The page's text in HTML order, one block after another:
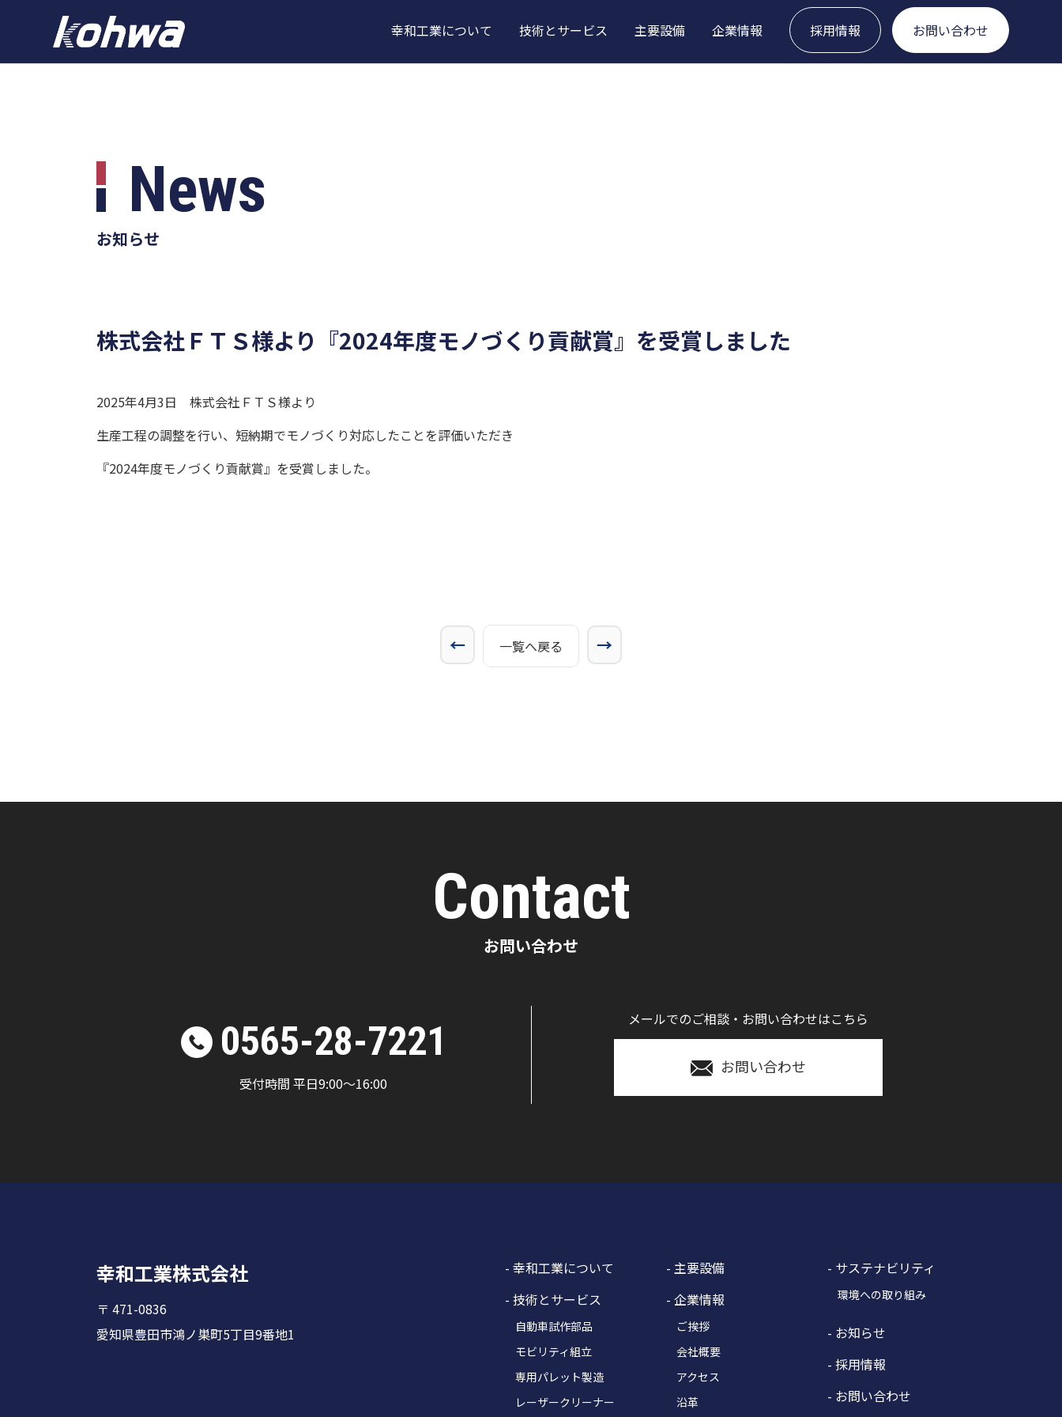
幸和工業について 技術とサービス 主要設備 企業情報 採用情報 お問い合わせ
News
お知らせ
株式会社ＦＴＳ様より『2024年度モノづくり貢献賞』を受賞しました
2025年4月3日 株式会社ＦＴＳ様より
生産工程の調整を行い、短納期でモノづくり対応したことを評価いただき
『2024年度モノづくり貢献賞』を受賞しました。
← 一覧へ戻る →
Contact
お問い合わせ
0565-28-7221
受付時間 平日9:00～16:00
メールでのご相談・お問い合わせはこちら
お問い合わせ
幸和工業株式会社
〒 471-0836
愛知県豊田市鴻ノ巣町5丁目9番地1
- 幸和工業について
- 技術とサービス
自動車試作部品
モビリティ組立
専用パレット製造
レーザークリーナー
- 主要設備
- 企業情報
ご挨拶
会社概要
アクセス
沿革
- サステナビリティ
環境への取り組み
- お知らせ
- 採用情報
- お問い合わせ